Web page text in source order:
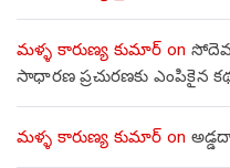
మళ్ళ కారుణ్య కుమార్ on
సాధారణ ప్రచురణకు ఎంపికైన
మళ్ళ కారుణ్య కుమార్ on